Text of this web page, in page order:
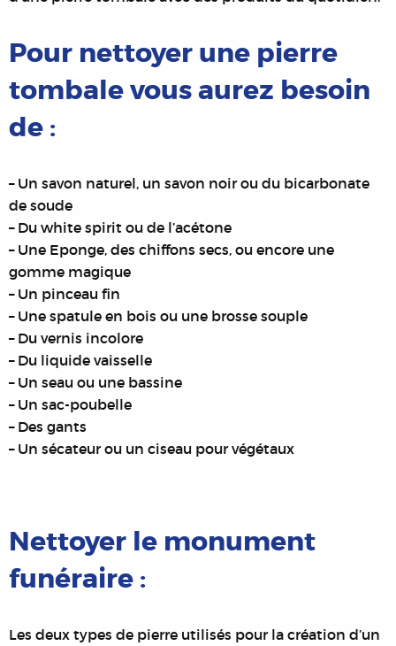
Pour nettoyer une pierre
tombale vous aurez besoin
de :
– Un savon naturel, un savon noir ou du bicarbonate
de soude
– Du white spirit ou de l’acétone
– Une Eponge, des chiffons secs, ou encore une
gomme magique
– Un pinceau fin
– Une spatule en bois ou une brosse souple
– Du vernis incolore
– Du liquide vaisselle
– Un seau ou une bassine
– Un sac-poubelle
– Des gants
– Un sécateur ou un ciseau pour végétaux
Nettoyer le monument
funéraire :
Les deux types de pierre utilisés pour la création d’un